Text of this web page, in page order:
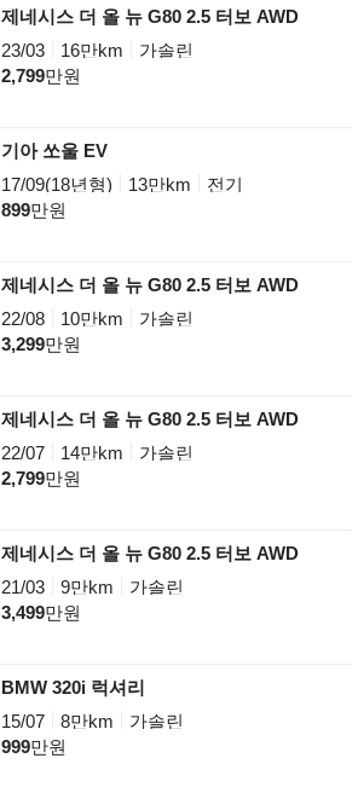
제네시스 더 올 뉴 G80 2.5 터보 AWD
23/03
16만km
가솔린
2,799만원
기아 쏘울 EV
17/09(18년형)
13만km
전기
899만원
제네시스 더 올 뉴 G80 2.5 터보 AWD
22/08
10만km
가솔린
3,299만원
제네시스 더 올 뉴 G80 2.5 터보 AWD
22/07
14만km
가솔린
2,799만원
제네시스 더 올 뉴 G80 2.5 터보 AWD
21/03
9만km
가솔린
3,499만원
BMW 320i 럭셔리
15/07
8만km
가솔린
999만원